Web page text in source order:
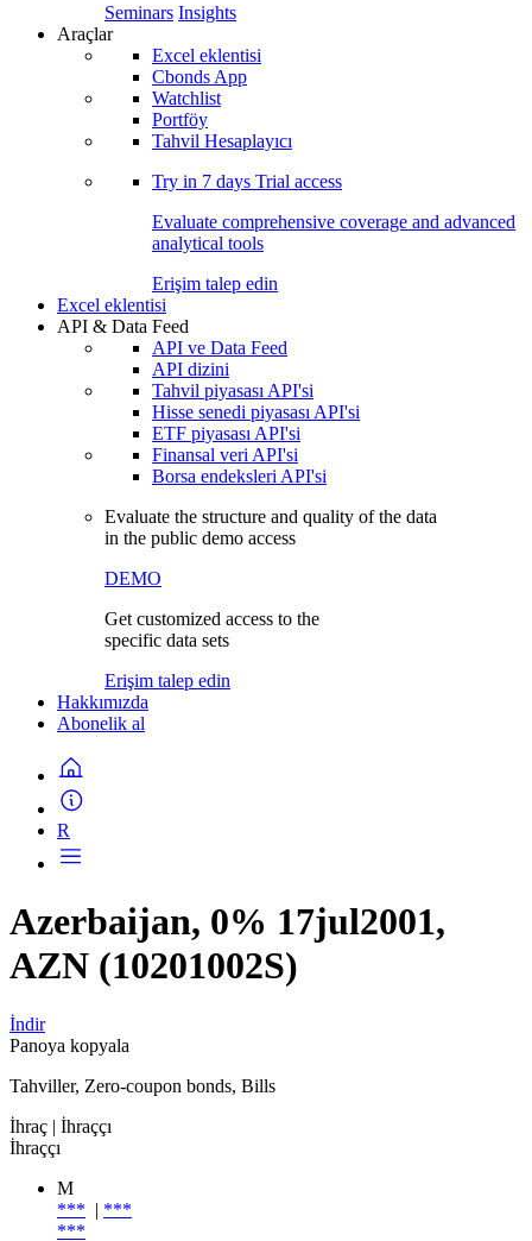
Seminars Insights
Araçlar
Excel eklentisi
Cbonds App
Watchlist
Portföy
Tahvil Hesaplayıcı
Try in 7 days Trial access
Evaluate comprehensive coverage and advanced
analytical tools
Erişim talep edin
Excel eklentisi
API & Data Feed
API ve Data Feed
API dizini
Tahvil piyasası API'si
Hisse senedi piyasası API'si
ETF piyasası API'si
Finansal veri API'si
Borsa endeksleri API'si
Evaluate the structure and quality of the data
in the public demo access
DEMO
Get customized access to the
specific data sets
Erişim talep edin
Hakkımızda
Abonelik al
R
Azerbaijan, 0% 17jul2001,
AZN (10201002S)
İndir
Panoya kopyala
Tahviller, Zero-coupon bonds, Bills
İhraç | İhraççı
İhraççı
M
*** | ***
***